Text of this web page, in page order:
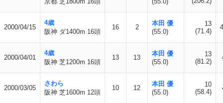
2000/04/15
4歳
阪神 ダ1400m 16頭
16 2
本田 優
(55.0)
13
(71.4)
2000/04/01
4歳
阪神 芝1200m 16頭
13 13
本田 優
(55.0)
13
(81.2)
2000/03/05
さわら
阪神 芝1600m 12頭
10 12
本田 優
(55.0)
10
(58.4)